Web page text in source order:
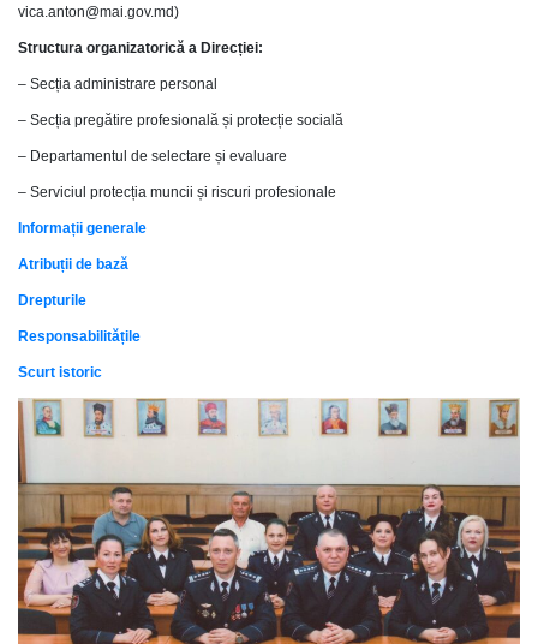
vica.anton@mai.gov.md)
Structura organizatorică a Direcției:
– Secția administrare personal
– Secția pregătire profesională și protecție socială
– Departamentul de selectare și evaluare
– Serviciul protecția muncii și riscuri profesionale
Informații generale
Atribuții de bază
Drepturile
Responsabilitățile
Scurt istoric